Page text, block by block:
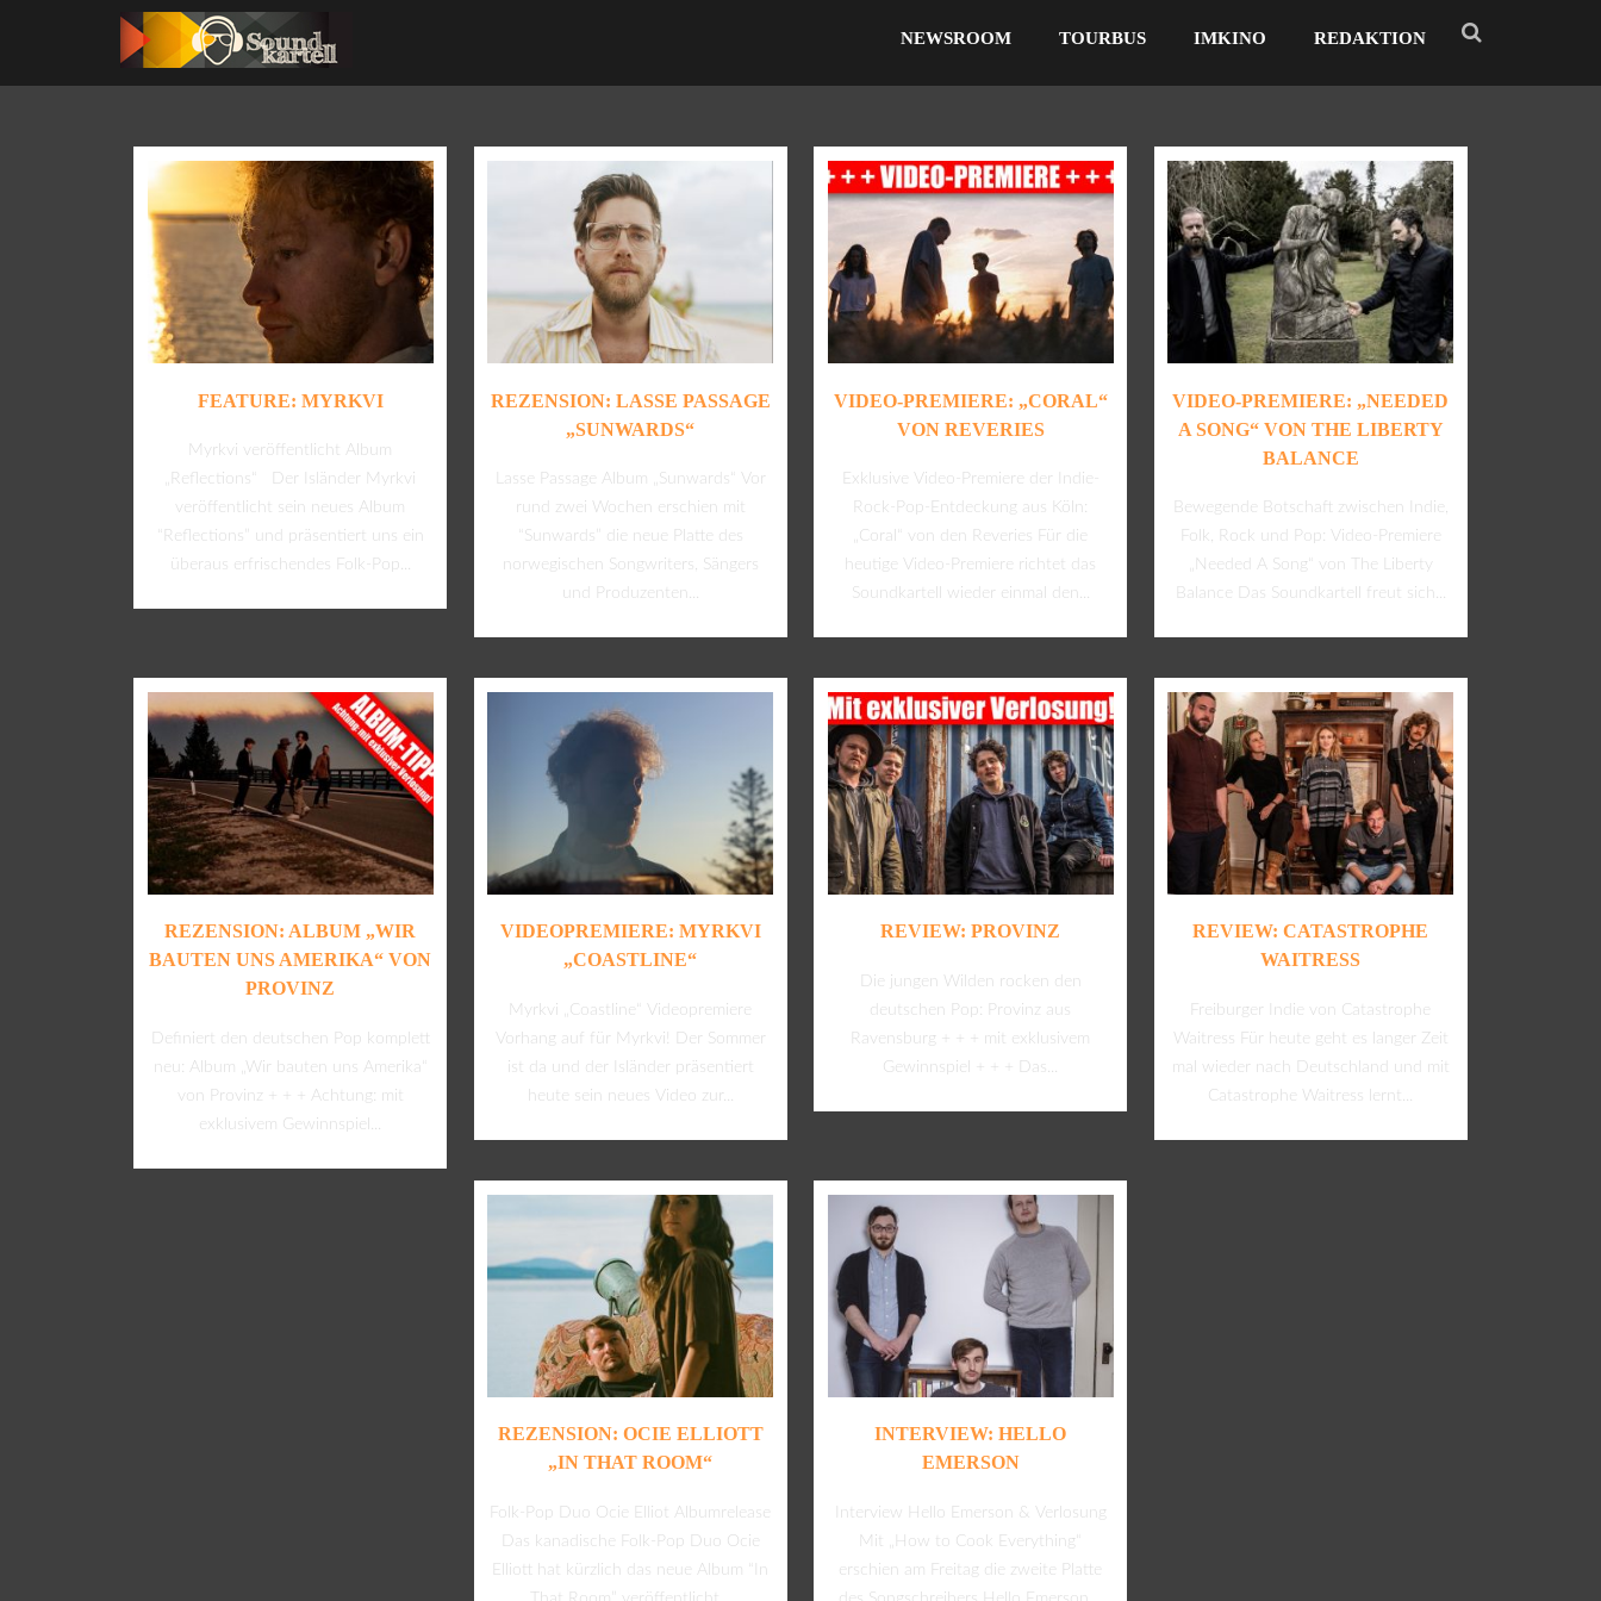
NEWSROOM TOURBUS IMKINO REDAKTION
FEATURE: MYRKVI
Myrkvi veröffentlicht Album
„Reflections“ Der Isländer Myrkvi
veröffentlicht sein neues Album
“Reflections” und präsentiert uns ein
überaus erfrischendes Folk-Pop...
REZENSION: LASSE PASSAGE
„SUNWARDS“
Lasse Passage Album „Sunwards“ Vor
rund zwei Wochen erschien mit
“Sunwards” die neue Platte des
norwegischen Songwriters, Sängers
und Produzenten...
VIDEO-PREMIERE: „CORAL“
VON REVERIES
Exklusive Video-Premiere der Indie-
Rock-Pop-Entdeckung aus Köln:
„Coral“ von den Reveries Für die
heutige Video-Premiere richtet das
Soundkartell wieder einmal den...
VIDEO-PREMIERE: „NEEDED
A SONG“ VON THE LIBERTY
BALANCE
Bewegende Botschaft zwischen Indie,
Folk, Rock und Pop: Video-Premiere
„Needed A Song“ von The Liberty
Balance Das Soundkartell freut sich...
REZENSION: ALBUM „WIR
BAUTEN UNS AMERIKA“ VON
PROVINZ
Definiert den deutschen Pop komplett
neu: Album „Wir bauten uns Amerika“
von Provinz + + + Achtung: mit
exklusivem Gewinnspiel...
VIDEOPREMIERE: MYRKVI
„COASTLINE“
Myrkvi „Coastline“ Videopremiere
Vorhang auf für Myrkvi! Der Sommer
ist da und der Isländer präsentiert
heute sein neues Video zur...
REVIEW: PROVINZ
Die jungen Wilden rocken den
deutschen Pop: Provinz aus
Ravensburg + + + mit exklusivem
Gewinnspiel + + + Das...
REVIEW: CATASTROPHE
WAITRESS
Freiburger Indie von Catastrophe
Waitress Für heute geht es langer Zeit
mal wieder nach Deutschland und mit
Catastrophe Waitress lernt...
REZENSION: OCIE ELLIOTT
„IN THAT ROOM“
Folk-Pop Duo Ocie Elliot Albumrelease
Das kanadische Folk-Pop Duo Ocie
Elliott hat kürzlich das neue Album “In
INTERVIEW: HELLO
EMERSON
Interview Hello Emerson & Verlosung
Mit „How to Cook Everything“
erschien am Freitag die zweite Platte